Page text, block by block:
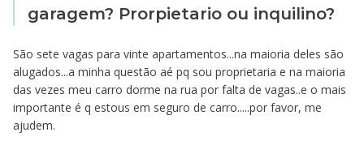
garagem? Prorpietario ou inquilino?
São sete vagas para vinte apartamentos...na maioria deles são
alugados...a minha questão aé pq sou proprietaria e na maioria
das vezes meu carro dorme na rua por falta de vagas..e o mais
importante é q estous em seguro de carro.....por favor, me
ajudem.